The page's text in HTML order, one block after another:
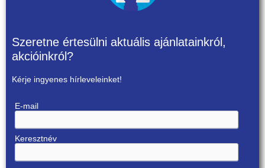
Szeretne értesülni aktuális ajánlatainkról,
akcióinkról?
Kérje ingyenes hírleveleinket!
E-mail
Keresztnév